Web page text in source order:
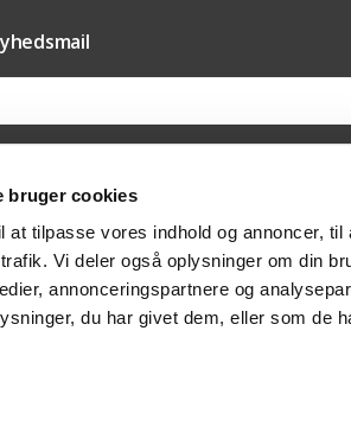
bruger cookies
at tilpasse vores indhold og annoncer,
Vi deler også oplysninger om din
annonceringspartnere og
du har givet dem, eller som de
hertil via e-mail. Du kan til enhver tid
ved at kontakte os på post@texas.dk. Når du
til at optimere indholdet af vores nyhedsmail.
privatlivspolitik